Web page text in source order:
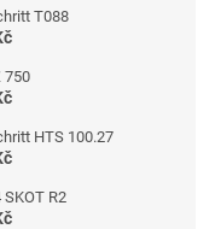
T088
750
HTS 100.27
SKOT R2